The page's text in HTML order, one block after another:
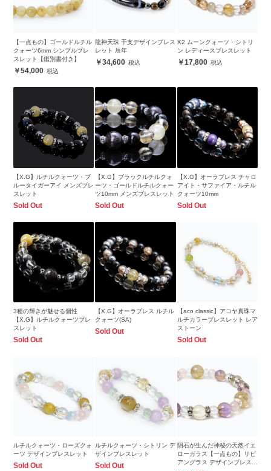
【一点もの】ゴールドルチル
クォーツ6mm シンプルブレ
スレット【鑑別書付き】
54,000
龍神天珠 干支デザインブレス
レット 辰年
34,600
K2 ムーンクォーツ・シトリ
ン レディースブレスレット
17,800
【X.G】ルチルクォーツ・ブ
ルータイガーアイ メンズブレ
スレット
Sold Out
【X.G】ブラックルチルクォ
ーツ・ゴールドルチルクォー
ツ10mm メンズブレスレット
Sold Out
【X.G】オーラブレス チャロ
アイト・サファイア・ルチル
クォーツ10mm
Sold Out
3種の輝きが魅せる個性
【X.G】ルチルクォーツブレ
スレット
Sold Out
【X.G】オーラブレス ルチル
クォーツ(SA)
Sold Out
【aco classic】アコヤ真珠マ
ルチカラーブレスレット レア
ストーン
Sold Out
ルチルクォーツ・ローズクォ
ーツ デザインブレスレット
Sold Out
ルチルクォーツ・シトリン デ
ザインブレスレット
Sold Out
隕石が生んだ神秘の天然イエ
ローガラス【一点もの】リビ
アングラス デザインブレスレ